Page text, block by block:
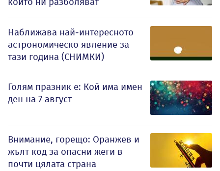
Наближава най-интересното
астрономическо явление за
тази година (СНИМКИ)
Голям празник е: Кой има имен
ден на 7 август
Внимание, горещо: Оранжев и
жълт код за опасни жеги в
почти цялата страна